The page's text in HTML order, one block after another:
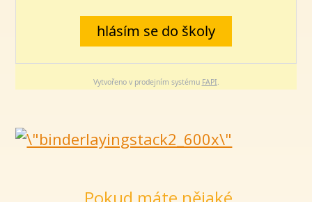
hlásím se do školy
Vytvořeno v prodejním systému FAPI.